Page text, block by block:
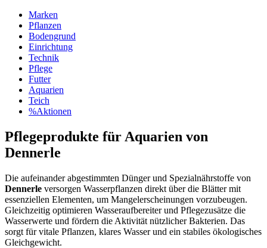
Marken
Pflanzen
Bodengrund
Einrichtung
Technik
Pflege
Futter
Aquarien
Teich
%Aktionen
Pflegeprodukte für Aquarien von
Dennerle
Die aufeinander abgestimmten Dünger und Spezialnährstoffe von
Dennerle versorgen Wasserpflanzen direkt über die Blätter mit
essenziellen Elementen, um Mangelerscheinungen vorzubeugen.
Gleichzeitig optimieren Wasseraufbereiter und Pflegezusätze die
Wasserwerte und fördern die Aktivität nützlicher Bakterien. Das
sorgt für vitale Pflanzen, klares Wasser und ein stabiles ökologisches
Gleichgewicht.